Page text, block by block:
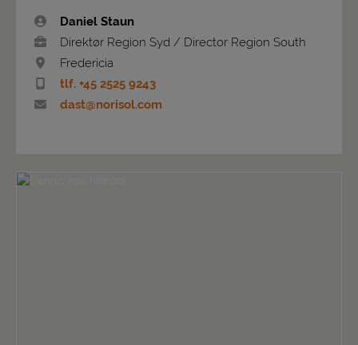
Daniel Staun
Direktør Region Syd / Director Region South
Fredericia
tlf. +45 2525 9243
dast@norisol.com